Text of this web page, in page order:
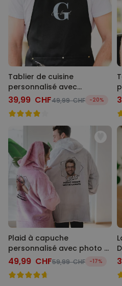
Tablier de cuisine
personnalisé avec
monogramme
39,99 CHF49,99 CHF -20%
Plaid à capuche
personnalisé avec photo et
texte
49,99 CHF59,99 CHF -17%